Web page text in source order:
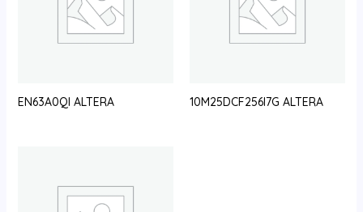
EN63A0QI ALTERA 10M25DCF256I7G ALTERA